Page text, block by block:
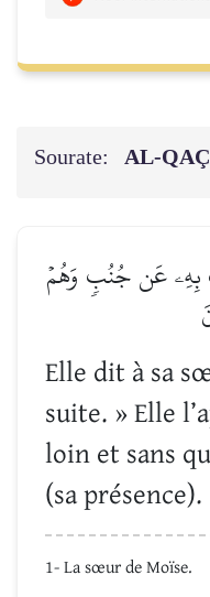
Sourate: AL-
بِهِۦ عَن جُنُبٖ وَهُمۡ
Elle dit à sa
suite. » Elle
loin et sans
(sa présence).
1- La sœur de Moïse.